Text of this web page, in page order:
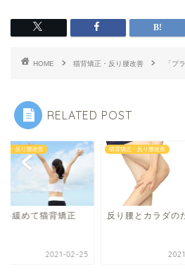
HOME 猫背矯正・反り腰改善 「プ
RELATED POST
正・反り腰改善
を緩めて猫背矯正
2021-02-25
猫背矯正・反り腰改善
反り腰とカラダの